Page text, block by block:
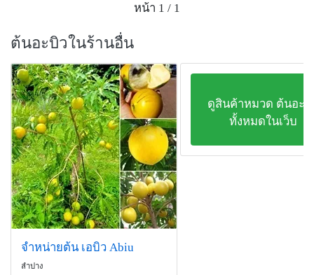
หน้า 1 / 1
ต้นอะบิวในร้านอื่น
จำหน่ายต้น เอบิว Abiu
ลำปาง
ดูสินค้าหมวด ต้นอะบิ
ทั้งหมดในเว็บ